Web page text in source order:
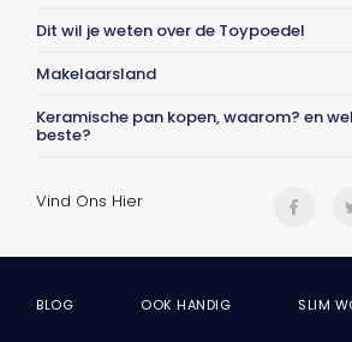
Dit wil je weten over de Toypoedel
Makelaarsland
Keramische pan kopen, waarom? en
beste?
Vind Ons Hier
BLOG OOK HANDIG SLIM